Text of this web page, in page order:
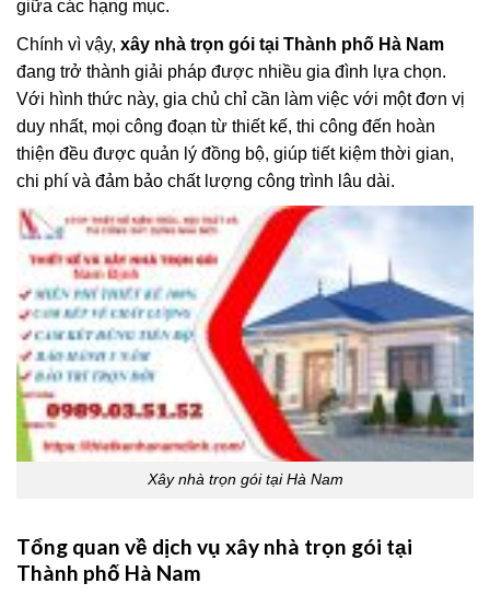
giữa các hạng mục.
Chính vì vậy, xây nhà trọn gói tại Thành phố Hà Nam
đang trở thành giải pháp được nhiều gia đình lựa chọn.
Với hình thức này, gia chủ chỉ cần làm việc với một đơn vị
duy nhất, mọi công đoạn từ thiết kế, thi công đến hoàn
thiện đều được quản lý đồng bộ, giúp tiết kiệm thời gian,
chi phí và đảm bảo chất lượng công trình lâu dài.
Xây nhà trọn gói tại Hà Nam
Tổng quan về dịch vụ xây nhà trọn gói tại
Thành phố Hà Nam